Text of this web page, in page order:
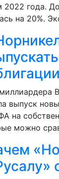
2022 года.
на 20%.
выпуск
на
можно